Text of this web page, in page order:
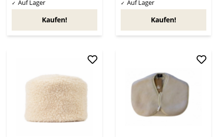
Kaufen! Kaufen!